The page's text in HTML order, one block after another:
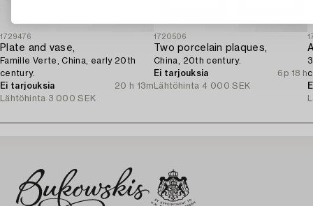
1729476
Plate and vase,
Famille Verte, China, early 20th
century.
Ei tarjouksia
20 h 13m
Lähtöhinta 3 000 SEK
1720506
Two porcelain plaques,
China, 20th century.
Ei tarjouksia
6p 18 h
Lähtöhinta 4 000 SEK